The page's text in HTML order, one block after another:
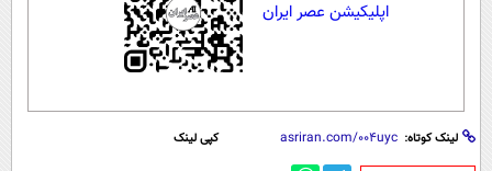
اپلیکیشن عصر ایران
لینک کوتاه: کپی لینک